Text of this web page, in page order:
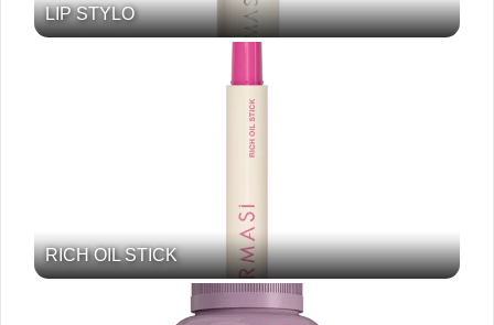
LIP STYLO
RICH OIL STICK